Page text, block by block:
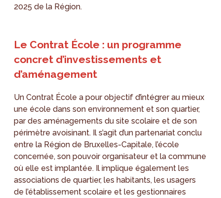
2025 de la Région.
Le Contrat École : un programme
concret d’investissements et
d’aménagement
Un Contrat École a pour objectif d’intégrer au mieux
une école dans son environnement et son quartier,
par des aménagements du site scolaire et de son
périmètre avoisinant. Il s’agit d’un partenariat conclu
entre la Région de Bruxelles-Capitale, l’école
concernée, son pouvoir organisateur et la commune
où elle est implantée. Il implique également les
associations de quartier, les habitants, les usagers
de l’établissement scolaire et les gestionnaires